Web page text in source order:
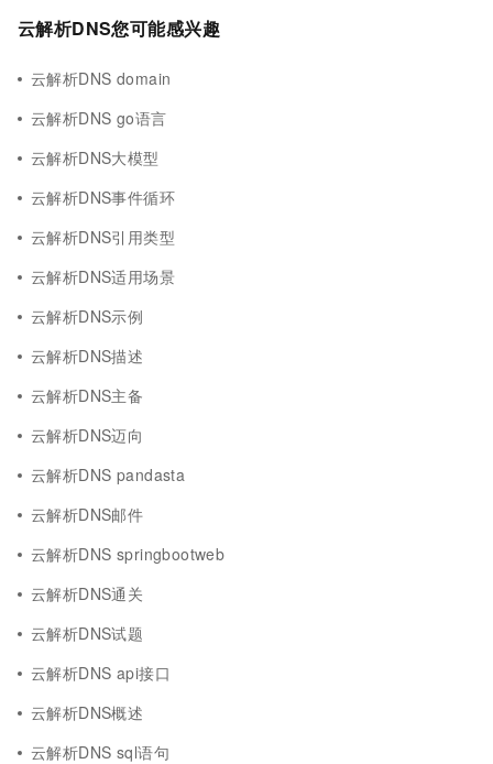
云解析DNS您可能感兴趣
云解析DNS domain
云解析DNS go语言
云解析DNS大模型
云解析DNS事件循环
云解析DNS引用类型
云解析DNS适用场景
云解析DNS示例
云解析DNS描述
云解析DNS主备
云解析DNS迈向
云解析DNS pandasta
云解析DNS邮件
云解析DNS springbootweb
云解析DNS通关
云解析DNS试题
云解析DNS api接口
云解析DNS概述
云解析DNS sql语句